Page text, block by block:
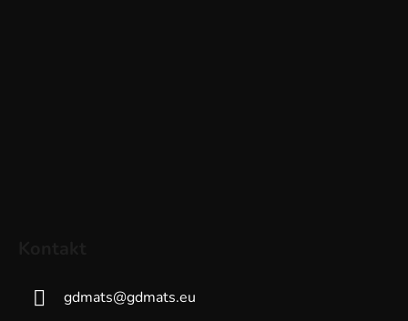
gdmats@gdmats.eu